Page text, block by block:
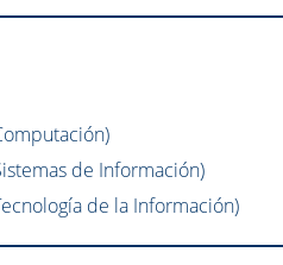
de Información)
de la Información)